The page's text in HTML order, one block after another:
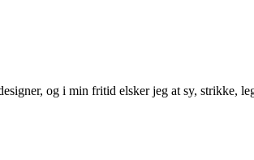
og i min fritid elsker jeg at sy, strikke,